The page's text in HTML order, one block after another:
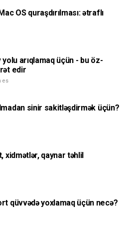
OS quraşdırılması: ətraflı
arıqlamaq üçün - bu öz-
edir
sinir sakitləşdirmək üçün?
xidmətlər, qaynar təhlil
qüvvədə yoxlamaq üçün necə?